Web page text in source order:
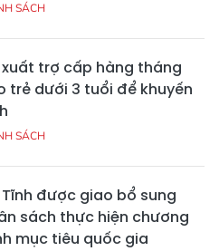
SÁCH
trợ cấp hàng tháng
trẻ dưới 3 tuổi để khuyến
SÁCH
Tĩnh được giao bổ sung
sách thực hiện chương
mục tiêu quốc gia